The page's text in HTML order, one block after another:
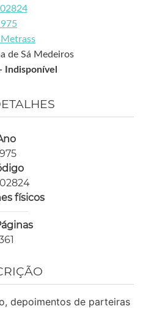
de Sá Medeiros
Indisponível
físicos
depoimentos de parteiras